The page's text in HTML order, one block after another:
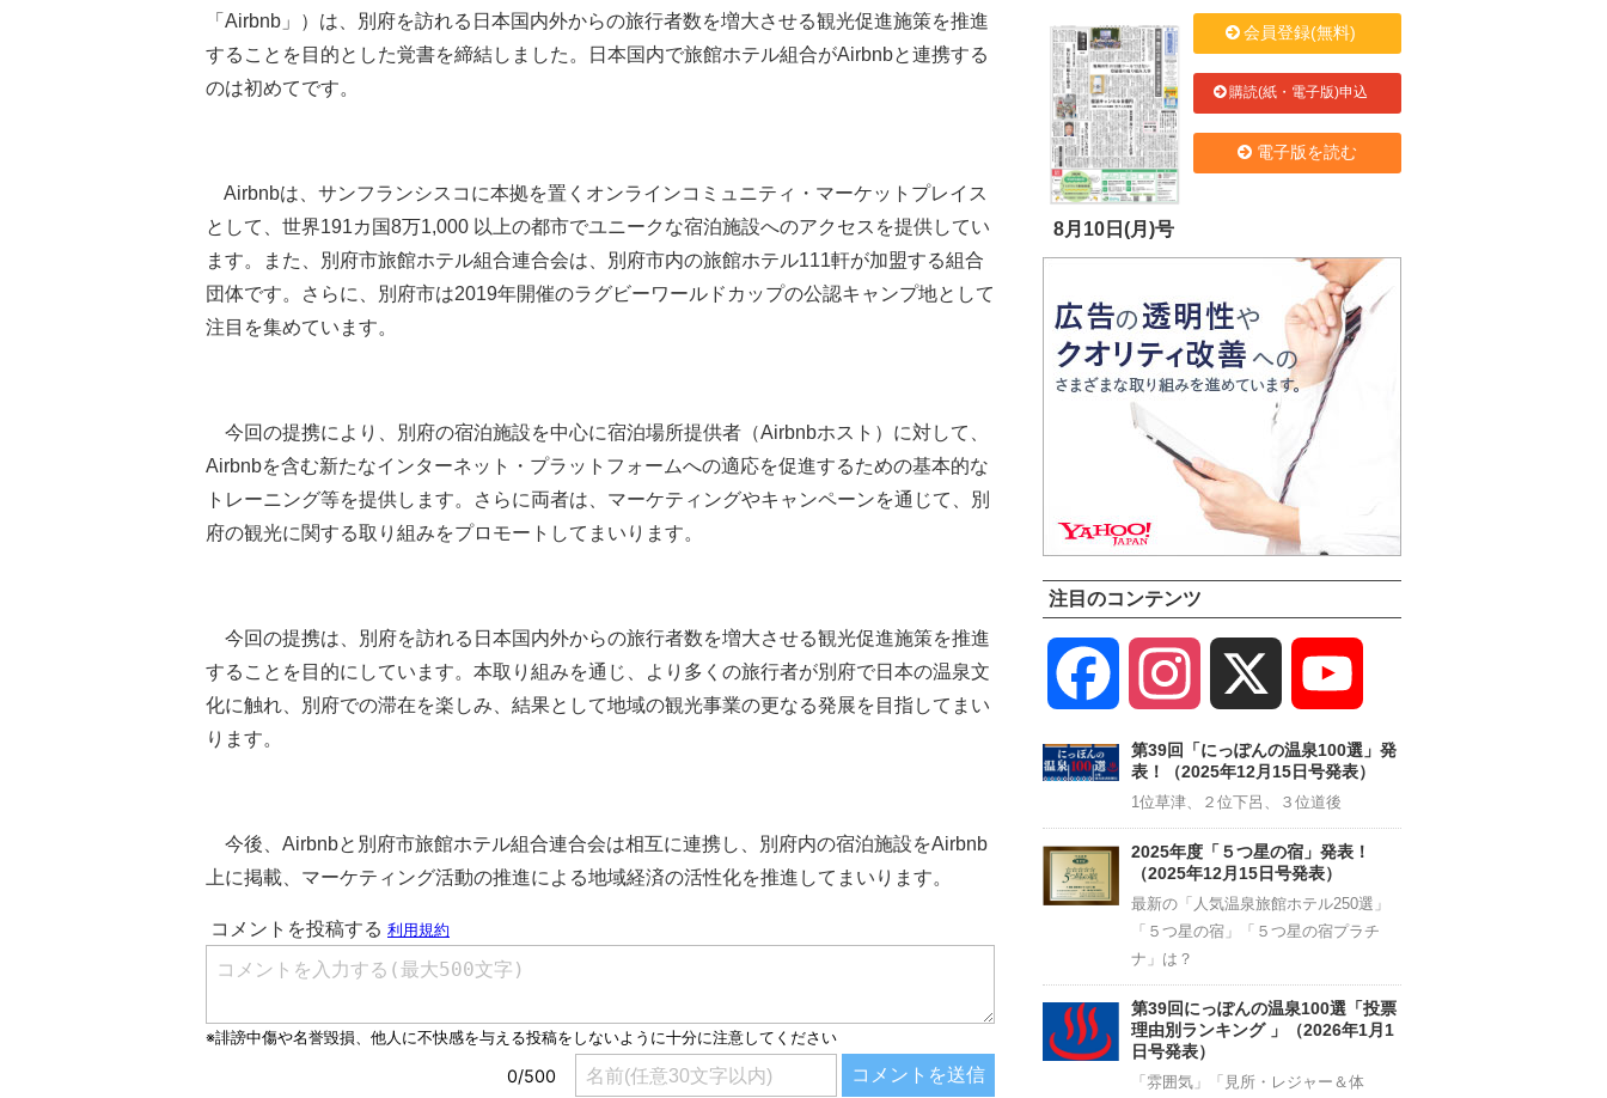
「Airbnb」）は、別府を訪れる日本国内外からの旅行者数を増大させる観光促進施策を推進
することを目的とした覚書を締結しました。日本国内で旅館ホテル組合がAirbnbと連携する
のは初めてです。
Airbnbは、サンフランシスコに本拠を置くオンラインコミュニティ・マーケットプレイス
として、世界191カ国8万1,000 以上の都市でユニークな宿泊施設へのアクセスを提供してい
ます。また、別府市旅館ホテル組合連合会は、別府市内の旅館ホテル111軒が加盟する組合
団体です。さらに、別府市は2019年開催のラグビーワールドカップの公認キャンプ地として
注目を集めています。
今回の提携により、別府の宿泊施設を中心に宿泊場所提供者（Airbnbホスト）に対して、
Airbnbを含む新たなインターネット・プラットフォームへの適応を促進するための基本的な
トレーニング等を提供します。さらに両者は、マーケティングやキャンペーンを通じて、別
府の観光に関する取り組みをプロモートしてまいります。
今回の提携は、別府を訪れる日本国内外からの旅行者数を増大させる観光促進施策を推進
することを目的にしています。本取り組みを通じ、より多くの旅行者が別府で日本の温泉文
化に触れ、別府での滞在を楽しみ、結果として地域の観光事業の更なる発展を目指してまい
ります。
今後、Airbnbと別府市旅館ホテル組合連合会は相互に連携し、別府内の宿泊施設をAirbnb
上に掲載、マーケティング活動の推進による地域経済の活性化を推進してまいります。
8月10日(月)号
会員登録(無料)
購読(紙・電子版)申込
電子版を読む
注目のコンテンツ
Facebook Instagram
Channel
第39回「にっぽんの温泉100選」発
表！（2025年12月15日号発表）
1位草津、２位下呂、３位道後
2025年度「５つ星の宿」発表！
（2025年12月15日号発表）
最新の「人気温泉旅館ホテル250選」
「５つ星の宿」「５つ星の宿プラチ
ナ」は？
第39回にっぽんの温泉100選「投票
理由別ランキング 」（2026年1月1
日号発表）
「雰囲気」「見所・レジャー＆体